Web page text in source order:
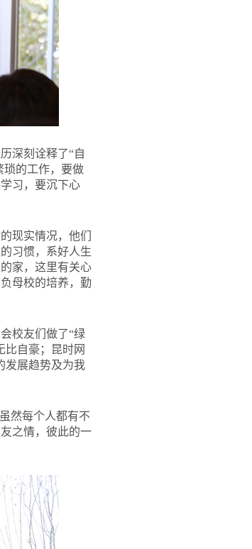
深刻诠释了“自
琐的工作，要做
习，要沉下心
现实情况，他们
习惯，系好人生
家，这里有关心
母校的培养，勤
校友们做了“绿
比自豪；昆时网
发展趋势及为我
然每个人都有不
之情，彼此的一